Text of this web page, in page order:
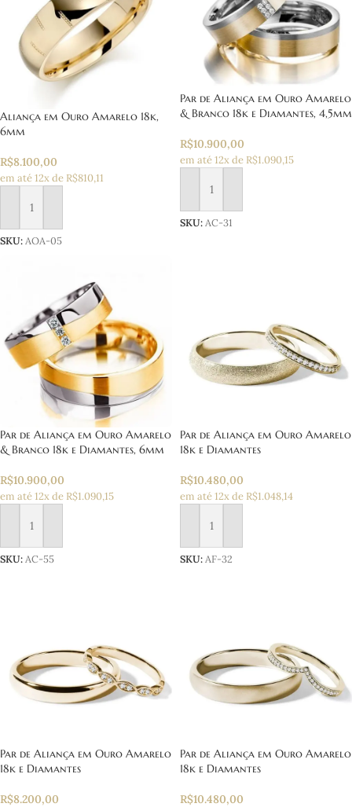
Aliança em Ouro Amarelo 18k,
6mm
R$8.100,00
em até 12x de R$810,11
Adicionar ao carrinho
SKU:AOA-05
Par de Aliança em Ouro Amarelo
& Branco 18k e Diamantes, 4,5mm
R$10.900,00
em até 12x de R$1.090,15
Adicionar ao carrinho
SKU:AC-31
Par de Aliança em Ouro Amarelo
& Branco 18k e Diamantes, 6mm
R$10.900,00
em até 12x de R$1.090,15
Adicionar ao carrinho
SKU:AC-55
Par de Aliança em Ouro Amarelo
18k e Diamantes
R$10.480,00
em até 12x de R$1.048,14
Adicionar ao carrinho
SKU:AF-32
Par de Aliança em Ouro Amarelo
18k e Diamantes
R$8.200,00
Par de Aliança em Ouro Amarelo
18k e Diamantes
R$10.480,00